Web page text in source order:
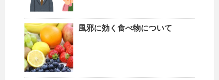
風邪に効く食べ物について